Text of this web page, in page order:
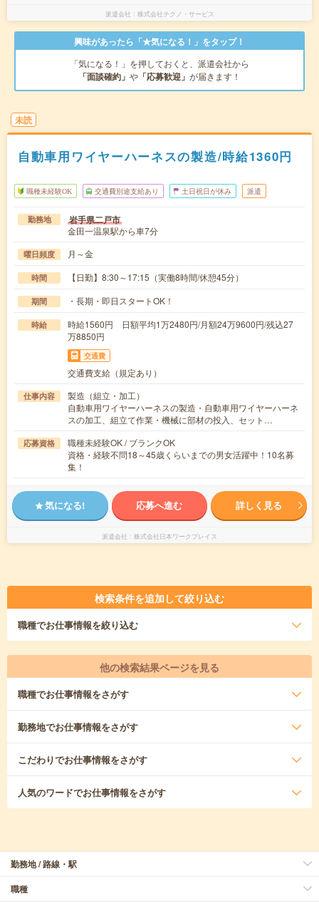
派遣会社 株式会社テクノ・サービス
興味があったら「★気になる！」をタップ！
「気になる！」を押しておくと、派遣会社から
「面談確約」 や 「応募歓迎」 が届きます！
未読
自動車用ワイヤーハーネスの製造/時給1360円
職種未経験OK 交通費別途支給あり 土日祝日が休み 派遣
勤務地 岩手県二戸市
金田一温泉駅から車7分
曜日頻度 月～金
時間 【日勤】8:30～17:15（実働8時間/休憩45分）
期間 ・長期・即日スタートOK！
時給
時給1560円 日額平均1万2480円/月額24万9600円/残込27
万8850円
交通費
交通費支給（規定あり）
仕事内容
製造（組立・加工）
自動車用ワイヤーハーネスの製造・自動車用ワイヤーハーネ
スの加工、組立て作業・機械に部材の投入、セット…
応募資格
職種未経験OK / ブランクOK
資格・経験不問18～45歳くらいまでの男女活躍中！10名募
集！
気になる! 応募へ進む 詳しく見る
派遣会社 株式会社日本ワークプレイス
検索条件を追加して絞り込む
職種でお仕事情報を絞り込む
他の検索結果ページを見る
職種でお仕事情報をさがす
勤務地でお仕事情報をさがす
こだわりでお仕事情報をさがす
人気のワードでお仕事情報をさがす
勤務地 / 路線・駅
職種